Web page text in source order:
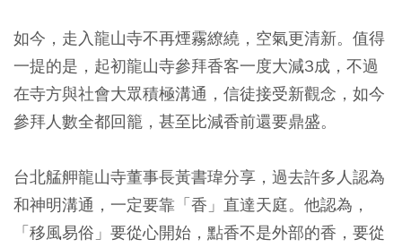
如今，走入龍山寺不再煙霧繚繞，空氣更清新。值得
一提的是，起初龍山寺參拜香客一度大減3成，不過
在寺方與社會大眾積極溝通，信徒接受新觀念，如今
參拜人數全都回籠，甚至比減香前還要鼎盛。
台北艋舺龍山寺董事長黃書瑋分享，過去許多人認為
和神明溝通，一定要靠「香」直達天庭。他認為，
「移風易俗」要從心開始，點香不是外部的香，要從